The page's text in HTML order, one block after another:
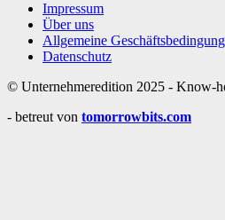
Impressum
Über uns
Allgemeine
Datenschutz
© Unternehmeredition 2025 - Know-
- betreut von tomorrowbits.com